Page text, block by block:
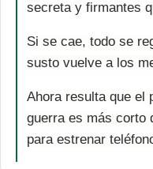
secreta y firmantes
Si se cae, todo se
susto vuelve a los
Ahora resulta que el
guerra es más corto
para estrenar